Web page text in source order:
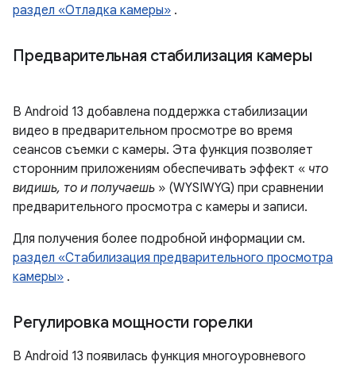
раздел «Отладка камеры» .
Предварительная стабилизация камеры
В Android 13 добавлена ​​поддержка стабилизации
видео в предварительном просмотре во время
сеансов съемки с камеры. Эта функция позволяет
сторонним приложениям обеспечивать эффект « что
видишь, то и получаешь » (WYSIWYG) при сравнении
предварительного просмотра с камеры и записи.
Для получения более подробной информации см.
раздел «Стабилизация предварительного просмотра
камеры» .
Регулировка мощности горелки
В Android 13 появилась функция многоуровневого